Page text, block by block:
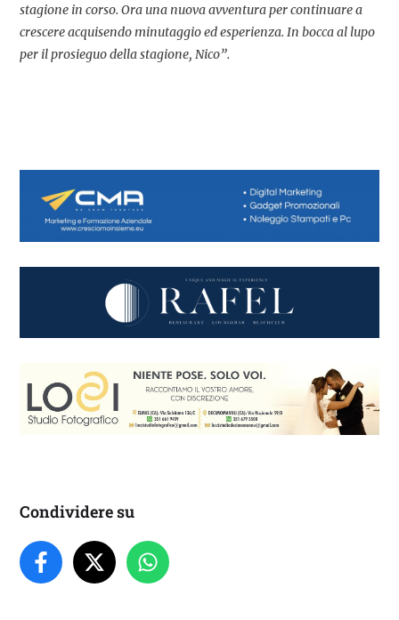
stagione in corso. Ora una nuova avventura per continuare a
crescere acquisendo minutaggio ed esperienza. In bocca al lupo
per il prosieguo della stagione, Nico”.
Condividere su